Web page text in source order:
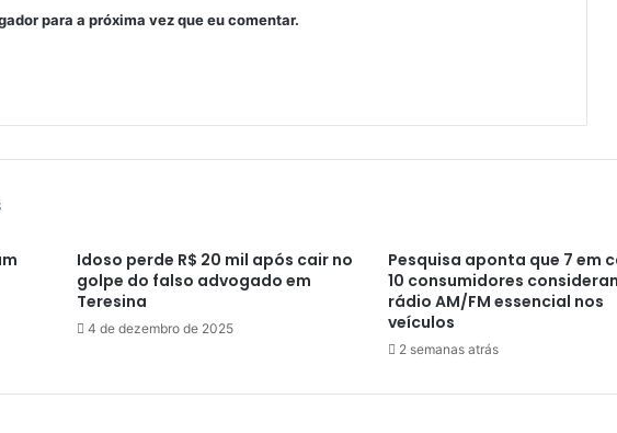
para a próxima vez que eu comentar.
Idoso perde R$ 20 mil após cair no
golpe do falso advogado em
Teresina
4 de dezembro de 2025
Pesquisa aponta que 7 em
10 consumidores
rádio AM/FM essencial nos
veículos
2 semanas atrás